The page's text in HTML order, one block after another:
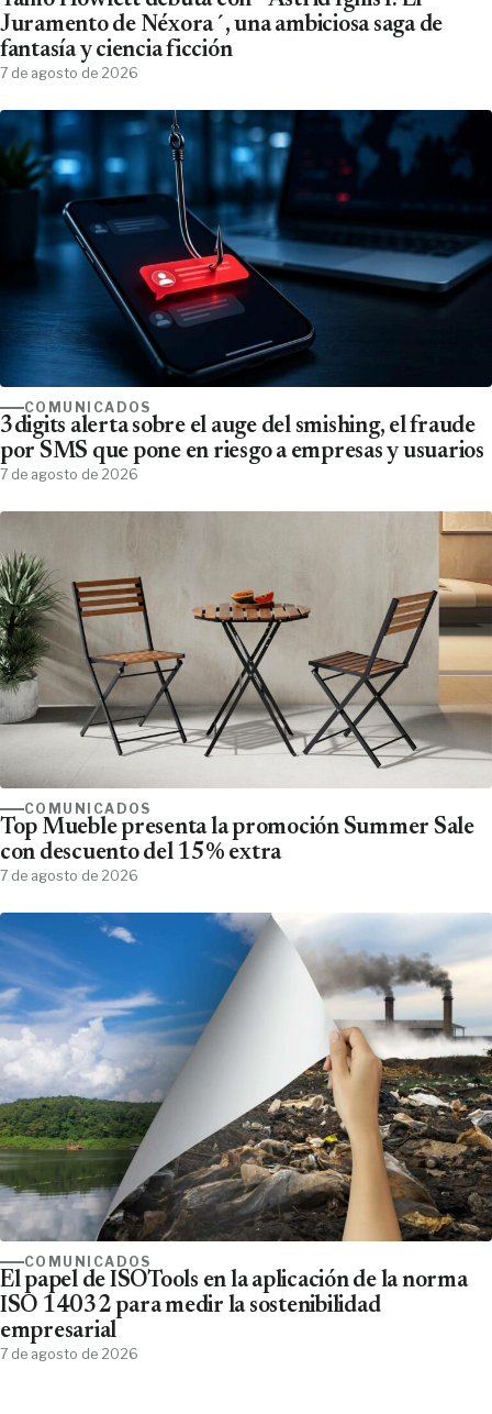
Juramento de Néxora´, una ambiciosa saga de
fantasía y ciencia ficción
7 de agosto de 2026
COMUNICADOS
3digits alerta sobre el auge del smishing, el fraude
por SMS que pone en riesgo a empresas y usuarios
7 de agosto de 2026
COMUNICADOS
Top Mueble presenta la promoción Summer Sale
con descuento del 15% extra
7 de agosto de 2026
COMUNICADOS
El papel de ISOTools en la aplicación de la norma
ISO 14032 para medir la sostenibilidad
empresarial
7 de agosto de 2026